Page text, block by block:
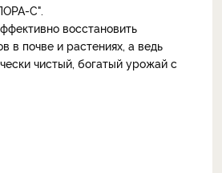
С".
восстановить
в почве и растениях, а ведь
чистый, богатый урожай с